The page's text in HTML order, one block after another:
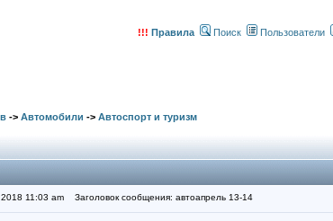
!!! Правила Поиск Пользователи
-> Автомобили -> Автоспорт и туризм
11:03 am Заголовок сообщения: автоапрель 13-14